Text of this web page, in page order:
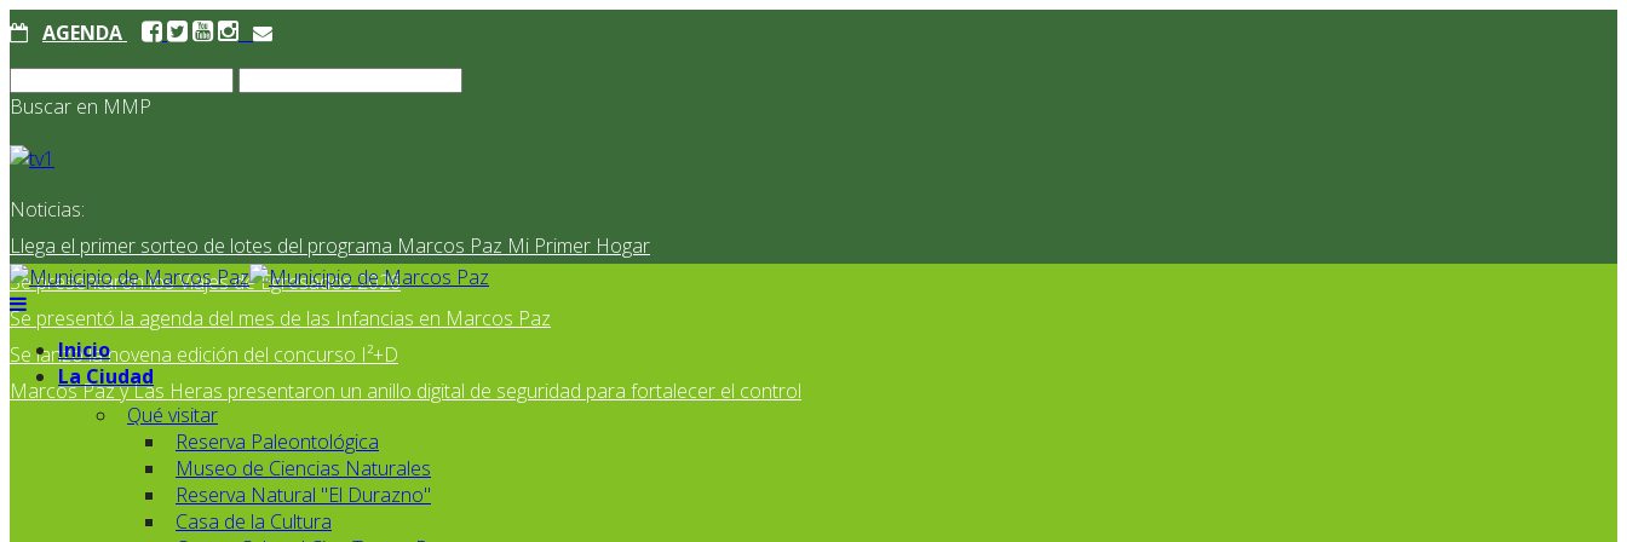
AGENDA
Buscar en MMP
Noticias:
Llega el primer sorteo de lotes del programa Marcos Paz Mi Primer Hogar
Se presentaron los Viajes de Egresados 2026
Se presentó la agenda del mes de las Infancias en Marcos Paz
Se lanzó la novena edición del concurso I²+D
Marcos Paz y Las Heras presentaron un anillo digital de seguridad para fortalecer el control
Inicio
La Ciudad
Qué visitar
Reserva Paleontológica
Museo de Ciencias Naturales
Reserva Natural "El Durazno"
Casa de la Cultura